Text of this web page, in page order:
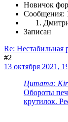
Новичок
Сообщения:
Записан
Re: Нестабильная
#2
13 октября 2021,
Цитата:
Обороты
крутилок.